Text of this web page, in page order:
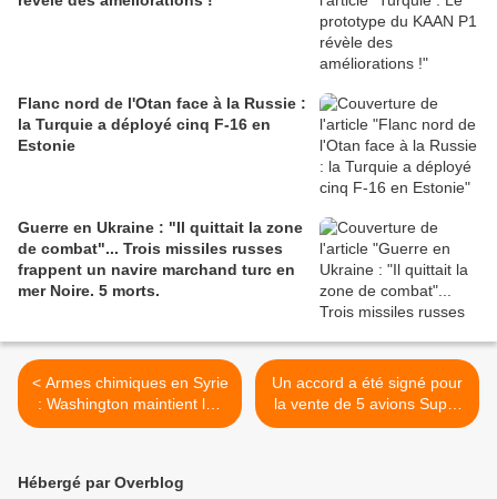
Flanc nord de l'Otan face à la Russie :
la Turquie a déployé cinq F-16 en
Estonie
Guerre en Ukraine : "Il quittait la zone
de combat"... Trois missiles russes
frappent un navire marchand turc en
mer Noire. 5 morts.
< Armes chimiques en Syrie
: Washington maintient les
accusations contre Moscou
Un accord a été signé pour
la vente de 5 avions Super
Étendard à l'Argentine >
Hébergé par Overblog